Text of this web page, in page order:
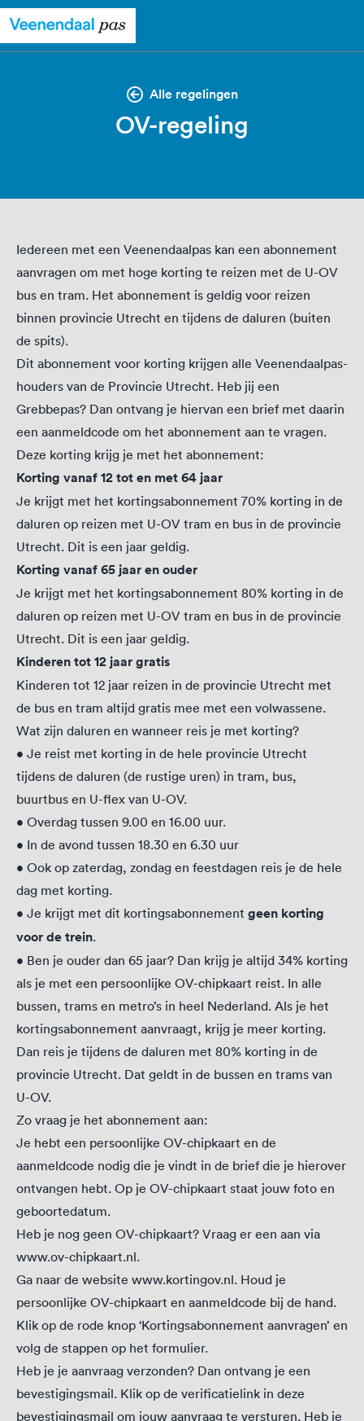
Alle regelingen
OV-regeling
Iedereen met een Veenendaalpas kan een abonnement
aanvragen om met hoge korting te reizen met de U-OV
bus en tram. Het abonnement is geldig voor reizen
binnen provincie Utrecht en tijdens de daluren (buiten
de spits).
Dit abonnement voor korting krijgen alle Veenendaalpas-
houders van de Provincie Utrecht. Heb jij een
Grebbepas? Dan ontvang je hiervan een brief met daarin
een aanmeldcode om het abonnement aan te vragen.
Deze korting krijg je met het abonnement:
Korting vanaf 12 tot en met 64 jaar
Je krijgt met het kortingsabonnement 70% korting in de
daluren op reizen met U-OV tram en bus in de provincie
Utrecht. Dit is een jaar geldig.
Korting vanaf 65 jaar en ouder
Je krijgt met het kortingsabonnement 80% korting in de
daluren op reizen met U-OV tram en bus in de provincie
Utrecht. Dit is een jaar geldig.
Kinderen tot 12 jaar gratis
Kinderen tot 12 jaar reizen in de provincie Utrecht met
de bus en tram altijd gratis mee met een volwassene.
Wat zijn daluren en wanneer reis je met korting?
• Je reist met korting in de hele provincie Utrecht
tijdens de daluren (de rustige uren) in tram, bus,
buurtbus en U-flex van U-OV.
• Overdag tussen 9.00 en 16.00 uur.
• In de avond tussen 18.30 en 6.30 uur
• Ook op zaterdag, zondag en feestdagen reis je de hele
dag met korting.
• Je krijgt met dit kortingsabonnement geen korting
voor de trein.
• Ben je ouder dan 65 jaar? Dan krijg je altijd 34% korting
als je met een persoonlijke OV-chipkaart reist. In alle
bussen, trams en metro’s in heel Nederland. Als je het
kortingsabonnement aanvraagt, krijg je meer korting.
Dan reis je tijdens de daluren met 80% korting in de
provincie Utrecht. Dat geldt in de bussen en trams van
U-OV.
Zo vraag je het abonnement aan:
Je hebt een persoonlijke OV-chipkaart en de
aanmeldcode nodig die je vindt in de brief die je hierover
ontvangen hebt. Op je OV-chipkaart staat jouw foto en
geboortedatum.
Heb je nog geen OV-chipkaart? Vraag er een aan via
www.ov-chipkaart.nl.
Ga naar de website www.kortingov.nl. Houd je
persoonlijke OV-chipkaart en aanmeldcode bij de hand.
Klik op de rode knop ‘Kortingsabonnement aanvragen’ en
volg de stappen op het formulier.
Heb je je aanvraag verzonden? Dan ontvang je een
bevestigingsmail. Klik op de verificatielink in deze
bevestigingsmail om jouw aanvraag te versturen. Heb je